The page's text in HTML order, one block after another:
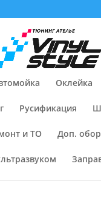
Оклейка
Русификация
и ТО Доп.